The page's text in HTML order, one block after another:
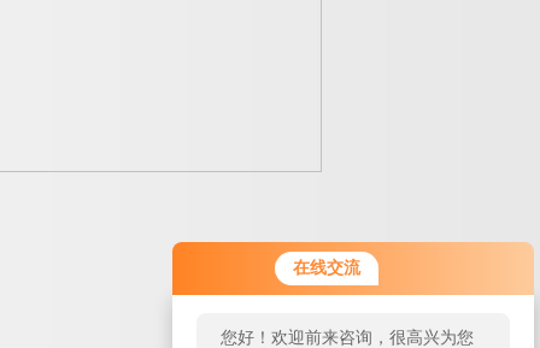
在线交流
您好！欢迎前来咨询，很高兴为您